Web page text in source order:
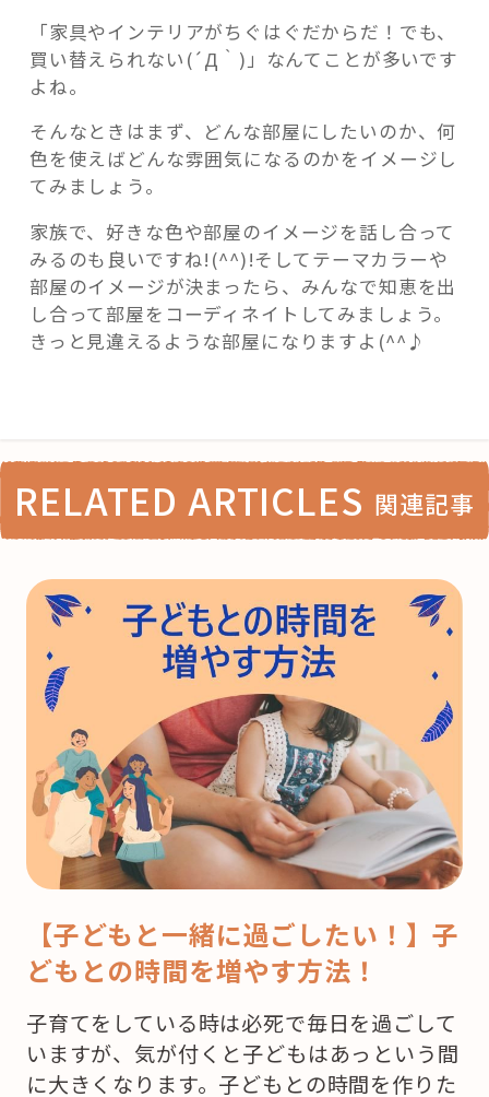
「家具やインテリアがちぐはぐだからだ！でも、
買い替えられない(´Д｀)」なんてことが多いです
よね。
そんなときはまず、どんな部屋にしたいのか、何
色を使えばどんな雰囲気になるのかをイメージし
てみましょう。
家族で、好きな色や部屋のイメージを話し合って
みるのも良いですね!(^^)!そしてテーマカラーや
部屋のイメージが決まったら、みんなで知恵を出
し合って部屋をコーディネイトしてみましょう。
きっと見違えるような部屋になりますよ(^^♪
RELATED ARTICLES 関連記事
【子どもと一緒に過ごしたい！】子
どもとの時間を増やす方法！
子育てをしている時は必死で毎日を過ごして
いますが、気が付くと子どもはあっという間
に大きくなります。子どもとの時間を作りた